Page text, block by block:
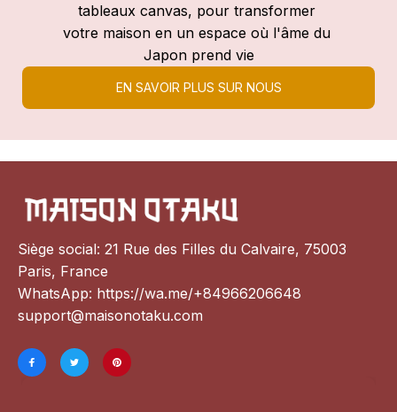
tableaux canvas, pour transformer
votre maison en un espace où l'âme du
Japon prend vie
EN SAVOIR PLUS SUR NOUS
Siège social: 21 Rue des Filles du Calvaire, 75003
Paris, France
WhatsApp: https://wa.me/+84966206648
support@maisonotaku.com